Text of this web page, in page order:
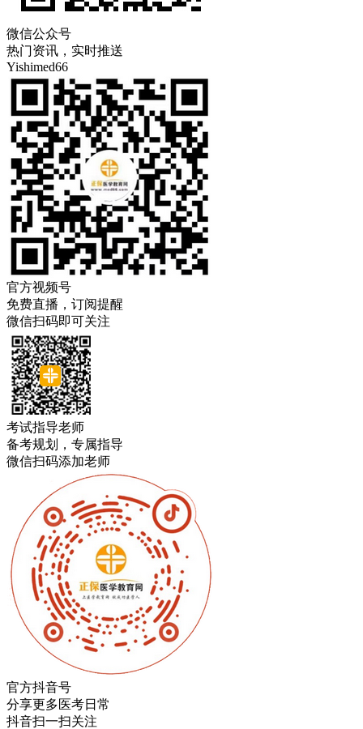
微信公众号
热门资讯，实时推送
Yishimed66
官方视频号
免费直播，订阅提醒
微信扫码即可关注
考试指导老师
备考规划，专属指导
微信扫码添加老师
官方抖音号
分享更多医考日常
抖音扫一扫关注